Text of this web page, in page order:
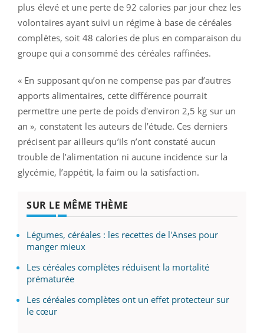
plus élevé et une perte de 92 calories par jour chez les
volontaires ayant suivi un régime à base de céréales
complètes, soit 48 calories de plus en comparaison du
groupe qui a consommé des céréales raffinées.
« En supposant qu’on ne compense pas par d’autres
apports alimentaires, cette différence pourrait
permettre une perte de poids d'environ 2,5 kg sur un
an », constatent les auteurs de l’étude. Ces derniers
précisent par ailleurs qu’ils n’ont constaté aucun
trouble de l’alimentation ni aucune incidence sur la
glycémie, l’appétit, la faim ou la satisfaction.
SUR LE MÊME THÈME
Légumes, céréales : les recettes de l'Anses pour
manger mieux
Les céréales complètes réduisent la mortalité
prématurée
Les céréales complètes ont un effet protecteur sur
le cœur